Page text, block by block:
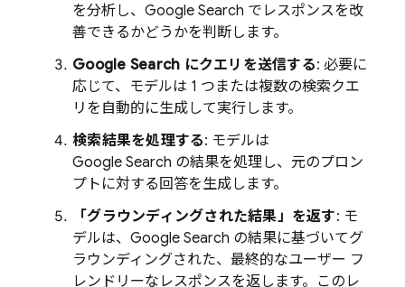
を分析し、 Google Search でレスポンスを改
善できるかどうかを判断します。
Google Search にクエリを送信する: 必要に
応じて、モデルは 1 つまたは複数の検索クエ
リを自動的に生成して実行します。
検索結果を処理する: モデルは
Google Search の結果を処理し、元のプロン
プトに対する回答を生成します。
「グラウンディングされた結果」を返す: モ
デルは、 Google Search の結果に基づいてグ
ラウンディングされた、最終的なユーザー フ
レンドリーなレスポンスを返します。このレ